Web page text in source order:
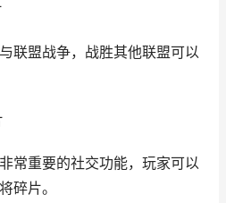
联盟战争，战胜其他联盟可以
常重要的社交功能，玩家可以
碎片。